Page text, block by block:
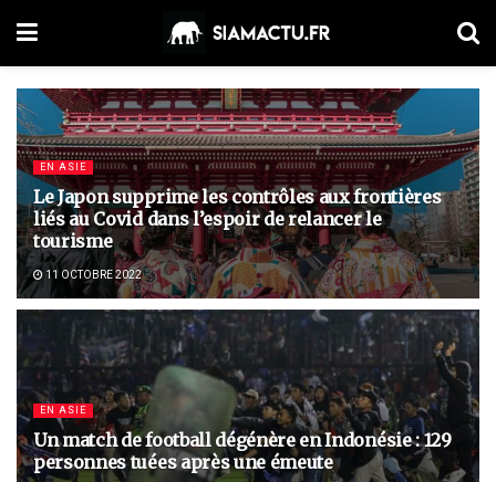
EN ASIE
Le Japon supprime les contrôles aux frontières
liés au Covid dans l’espoir de relancer le
tourisme
11 OCTOBRE 2022
EN ASIE
Un match de football dégénère en Indonésie : 129
personnes tuées après une émeute